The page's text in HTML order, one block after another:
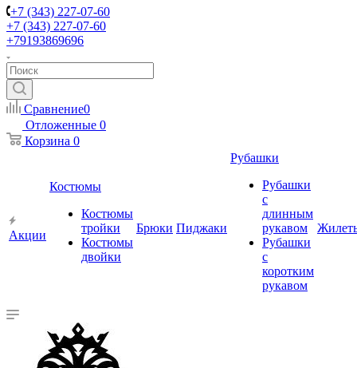
+7 (343) 227-07-60
+7 (343) 227-07-60
+79193869696
Сравнение0
Отложенные 0
Корзина 0
Акции
Костюмы
Костюмы
тройки
Костюмы
двойки
Брюки Пиджаки
Рубашки
Рубашки
с
длинным
рукавом
Рубашки
с
коротким
рукавом